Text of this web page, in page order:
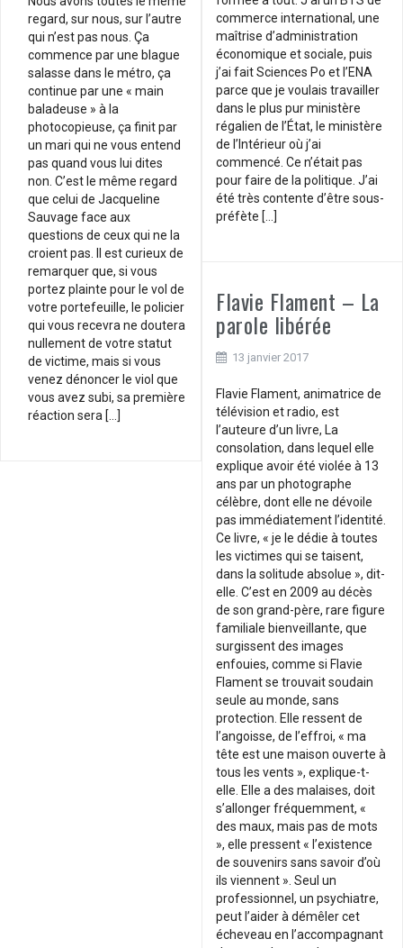
regard, sur nous, sur l’autre
qui n’est pas nous. Ça
commence par une blague
salasse dans le métro, ça
continue par une « main
baladeuse » à la
photocopieuse, ça finit par
un mari qui ne vous entend
pas quand vous lui dites
non. C’est le même regard
que celui de Jacqueline
Sauvage face aux
questions de ceux qui ne la
croient pas. Il est curieux de
remarquer que, si vous
portez plainte pour le vol de
votre portefeuille, le policier
qui vous recevra ne doutera
nullement de votre statut
de victime, mais si vous
venez dénoncer le viol que
vous avez subi, sa première
réaction sera […]
commerce international, une
maîtrise d’administration
économique et sociale, puis
j’ai fait Sciences Po et l’ENA
parce que je voulais travailler
dans le plus pur ministère
régalien de l’État, le ministère
de l’Intérieur où j’ai
commencé. Ce n’était pas
pour faire de la politique. J’ai
été très contente d’être sous-
préfète […]
Flavie Flament – La
parole libérée
13 janvier 2017
Flavie Flament, animatrice de
télévision et radio, est
l’auteure d’un livre, La
consolation, dans lequel elle
explique avoir été violée à 13
ans par un photographe
célèbre, dont elle ne dévoile
pas immédiatement l’identité.
Ce livre, « je le dédie à toutes
les victimes qui se taisent,
dans la solitude absolue », dit-
elle. C’est en 2009 au décès
de son grand-père, rare figure
familiale bienveillante, que
surgissent des images
enfouies, comme si Flavie
Flament se trouvait soudain
seule au monde, sans
protection. Elle ressent de
l’angoisse, de l’effroi, « ma
tête est une maison ouverte à
tous les vents », explique-t-
elle. Elle a des malaises, doit
s’allonger fréquemment, «
des maux, mais pas de mots
», elle pressent « l’existence
de souvenirs sans savoir d’où
ils viennent ». Seul un
professionnel, un psychiatre,
peut l’aider à démêler cet
écheveau en l’accompagnant